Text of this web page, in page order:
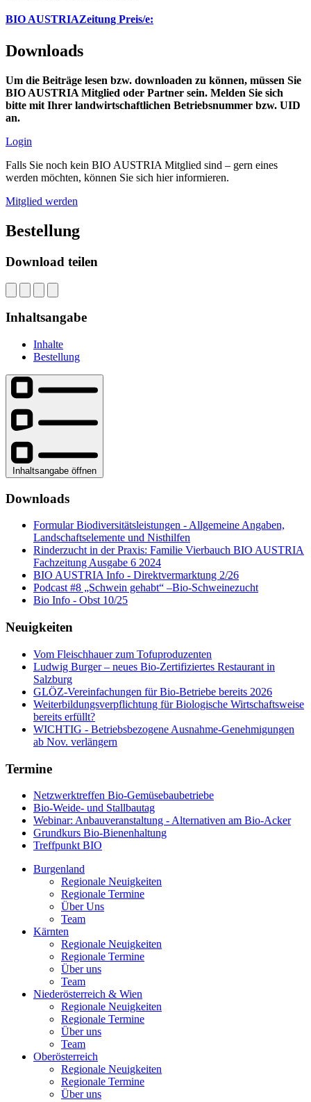
BIO AUSTRIAZeitung Preis/e:
Downloads
Um die Beiträge lesen bzw. downloaden zu können, müssen Sie
BIO AUSTRIA Mitglied oder Partner sein. Melden Sie sich
bitte mit Ihrer landwirtschaftlichen Betriebsnummer bzw. UID
an.
Login
Falls Sie noch kein BIO AUSTRIA Mitglied sind – gern eines
werden möchten, können Sie sich hier informieren.
Mitglied werden
Bestellung
Download teilen
Inhaltsangabe
Inhalte
Bestellung
Inhaltsangabe öffnen
Downloads
Formular Biodiversitätsleistungen - Allgemeine Angaben,
Landschaftselemente und Nisthilfen
Rinderzucht in der Praxis: Familie Vierbauch BIO AUSTRIA
Fachzeitung Ausgabe 6 2024
BIO AUSTRIA Info - Direktvermarktung 2/26
Podcast #8 „Schwein gehabt“ –Bio-Schweinezucht
Bio Info - Obst 10/25
Neuigkeiten
Vom Fleischhauer zum Tofuproduzenten
Ludwig Burger – neues Bio-Zertifiziertes Restaurant in
Salzburg
GLÖZ-Vereinfachungen für Bio-Betriebe bereits 2026
Weiterbildungsverpflichtung für Biologische Wirtschaftsweise
bereits erfüllt?
WICHTIG - Betriebsbezogene Ausnahme-Genehmigungen
ab Nov. verlängern
Termine
Netzwerktreffen Bio-Gemüsebaubetriebe
Bio-Weide- und Stallbautag
Webinar: Anbauveranstaltung - Alternativen am Bio-Acker
Grundkurs Bio-Bienenhaltung
Treffpunkt BIO
Burgenland
Regionale Neuigkeiten
Regionale Termine
Über Uns
Team
Kärnten
Regionale Neuigkeiten
Regionale Termine
Über uns
Team
Niederösterreich & Wien
Regionale Neuigkeiten
Regionale Termine
Über uns
Team
Oberösterreich
Regionale Neuigkeiten
Regionale Termine
Über uns